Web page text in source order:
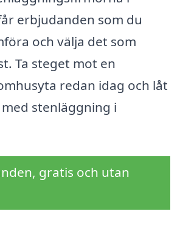
erbjudanden som du
och välja det som
Ta steget mot en
redan idag och låt
stenläggning i
gratis och utan